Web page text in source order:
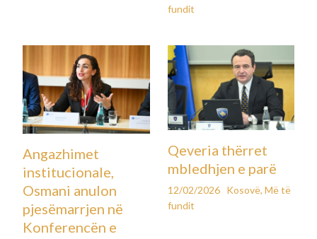
fundit
Angazhimet
institucionale,
Osmani anulon
pjesëmarrjen në
Konferencën e
Qeveria thërret
mbledhjen e parë
12/02/2026 Kosovë, Më të
fundit